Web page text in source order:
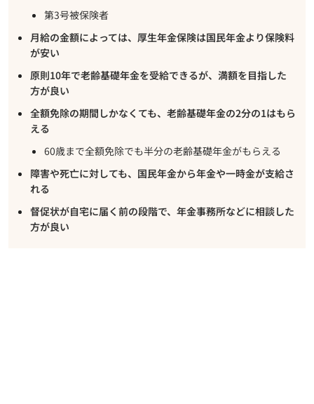
第3号被保険者
月給の金額によっては、厚生年金保険は国民年金より保険料
が安い
原則10年で老齢基礎年金を受給できるが、満額を目指した
方が良い
全額免除の期間しかなくても、老齢基礎年金の2分の1はもら
える
60歳まで全額免除でも半分の老齢基礎年金がもらえる
障害や死亡に対しても、国民年金から年金や一時金が支給さ
れる
督促状が自宅に届く前の段階で、年金事務所などに相談した
方が良い